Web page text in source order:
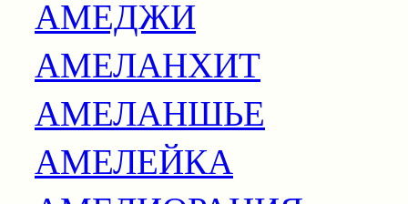
АМЕДЖИ
АМЕЛАНХИТ
АМЕЛАНШЬЕ
АМЕЛЕЙКА